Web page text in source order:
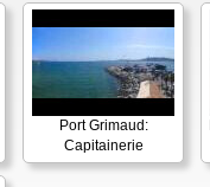
Port Grimaud:
Capitainerie